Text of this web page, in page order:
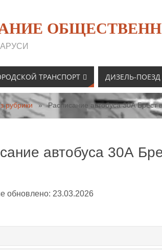
ТРАНСПОРТ ДИЗЕЛЬ-ПОЕЗД
рубрики » Расписание автобуса 30А Брест
автобуса 30А
обновлено: 23.03.2026